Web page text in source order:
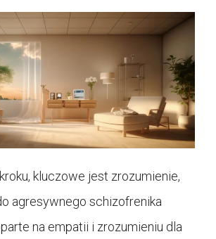
kluczowe jest zrozumienie,
agresywnego schizofrenika
na empatii i zrozumieniu dla